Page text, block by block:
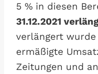
5 % in diesen
31.12.2021
verlängert
ermäßigte
Zeitungen und